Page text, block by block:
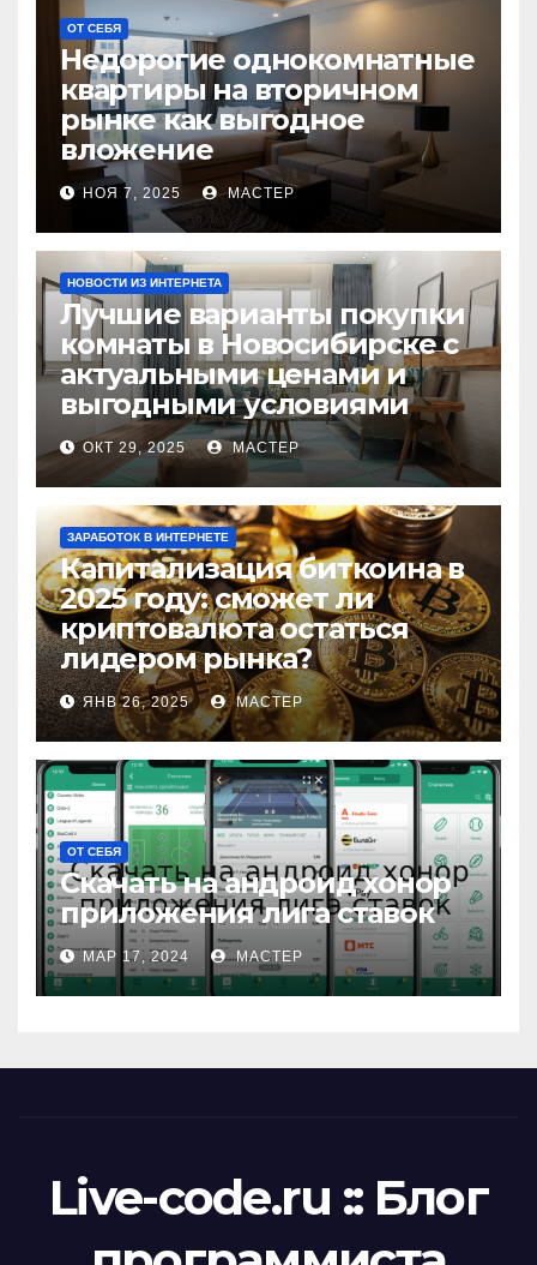
ОТ СЕБЯ
Недорогие однокомнатные
квартиры на вторичном
рынке как выгодное
вложение
НОЯ 7, 2025 МАСТЕР
НОВОСТИ ИЗ ИНТЕРНЕТА
Лучшие варианты покупки
комнаты в Новосибирске с
актуальными ценами и
выгодными условиями
ОКТ 29, 2025 МАСТЕР
ЗАРАБОТОК В ИНТЕРНЕТЕ
Капитализация биткоина в
2025 году: сможет ли
криптовалюта остаться
лидером рынка?
ЯНВ 26, 2025 МАСТЕР
ОТ СЕБЯ
Скачать на андроид хонор
приложения лига ставок
МАР 17, 2024 МАСТЕР
Live-code.ru :: Блог